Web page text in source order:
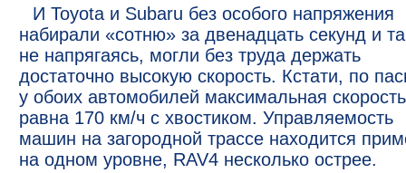
И Toyota и Subaru без особого напряжения
набирали «сотню» за двенадцать секунд и
не напрягаясь, могли без труда держать
достаточно высокую скорость. Кстати, по
у обоих автомобилей максимальная скорость
равна 170 км/ч с хвостиком. Управляемость
машин на загородной трассе находится
на одном уровне, RAV4 несколько острее.